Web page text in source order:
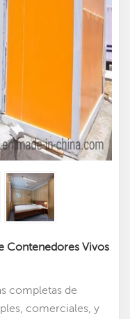
Contenedores Vivos
completas de
comerciales, y